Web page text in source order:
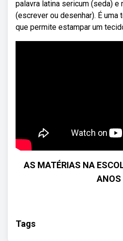
palavra latina sericum (seda) e
(escrever ou desenhar). É
que permite estampar um
AS MATÉRIAS NA
ANOS
Tags